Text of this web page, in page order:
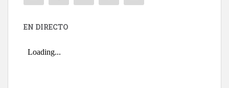
EN DIRECTO